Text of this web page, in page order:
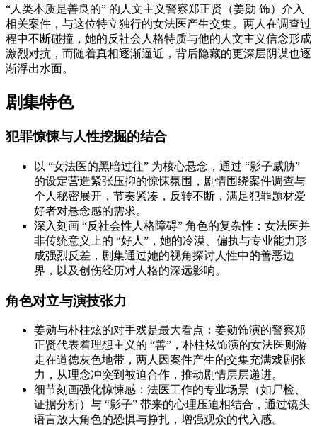
“人类本质是善良的” 的人文主义警察郑正贤（姜勋 饰）介入
相关案件，与这位特立独行的女法医产生交集。两人在调查过
程中不断碰撞，她的反社会人格特质与他的人文主义信念形成
激烈对抗，而随着真相逐渐逼近，背后隐藏的更深层阴谋也逐
渐浮出水面。
剧集特色
犯罪惊悚与人性挖掘的结合
以 “女法医的黑暗过往” 为核心悬念，通过 “影子威胁”
的设定营造紧张压抑的惊悚氛围，剧情围绕案件调查与
个人秘密展开，节奏紧凑，反转不断，满足犯罪题材爱
好者对悬念感的需求。
深入刻画 “反社会性人格障碍” 角色的复杂性：女法医并
非传统意义上的 “好人”，她的冷漠、偏执与专业能力形
成强烈反差，剧集通过她的视角探讨人性中的善恶边
界，以及创伤经历对人格的深远影响。
角色对立与演技张力
姜勋与朴柱炫的对手戏是最大看点：姜勋饰演的警察郑
正贤代表着理想主义的 “善”，朴柱炫饰演的女法医则游
走在道德灰色地带，两人因案件产生的交集充满戏剧张
力，从理念冲突到被迫合作，推动剧情层层递进。
细节刻画强化惊悚感：法医工作的专业场景（如尸检、
证据分析）与 “影子” 带来的心理压迫相结合，通过镜头
语言放大角色的恐惧与挣扎，增强观众的代入感。